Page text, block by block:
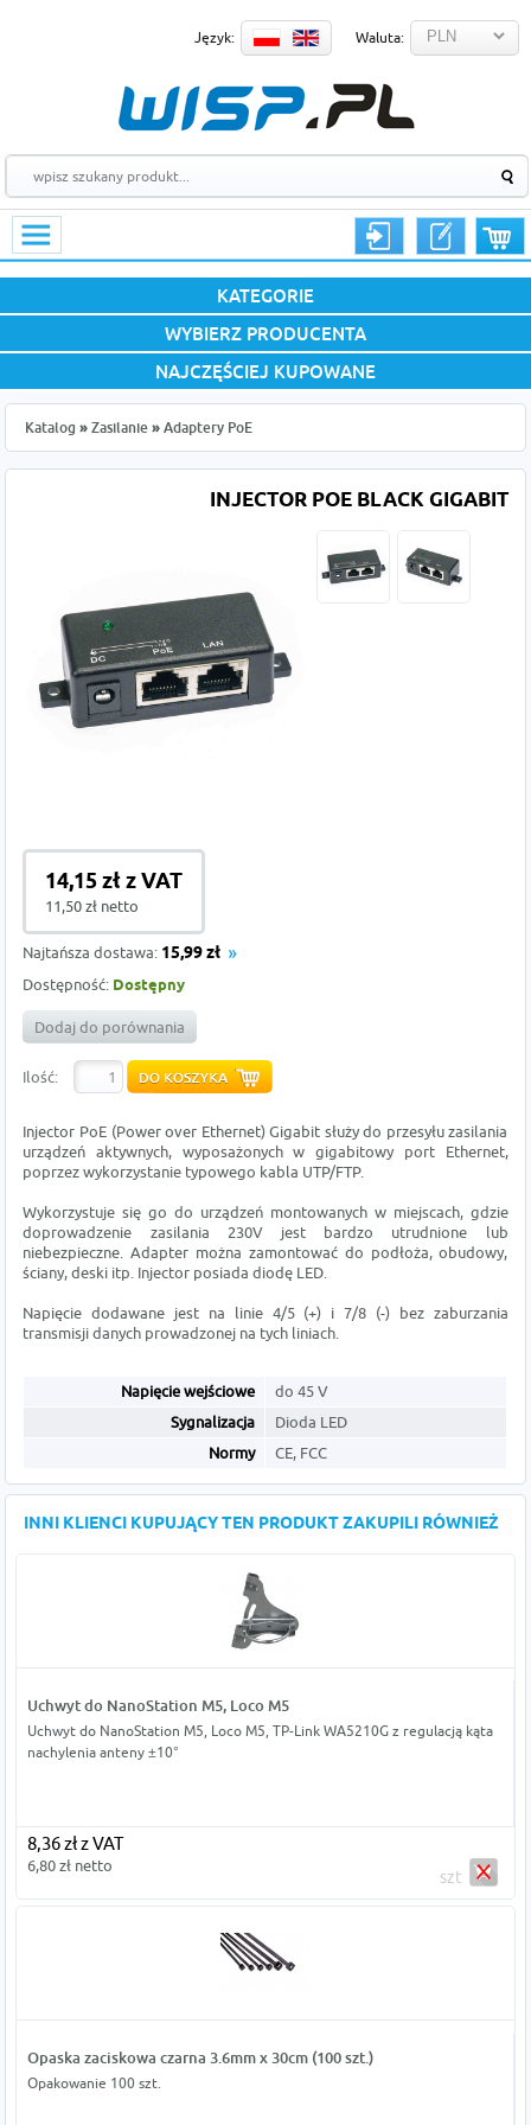
Język: Waluta:
KATEGORIE
WYBIERZ PRODUCENTA
NAJCZĘŚCIEJ KUPOWANE
Katalog » Zasilanie » Adaptery PoE
INJECTOR POE BLACK GIGABIT
14,15 zł z VAT
11,50 zł netto
Najtańsza dostawa: 15,99 zł
Dostępność: Dostępny
Dodaj do porównania
Ilość:
Injector PoE (Power over Ethernet) Gigabit służy do przesyłu zasilania
urządzeń aktywnych, wyposażonych w gigabitowy port Ethernet,
poprzez wykorzystanie typowego kabla UTP/FTP.
Wykorzystuje się go do urządzeń montowanych w miejscach, gdzie
doprowadzenie zasilania 230V jest bardzo utrudnione lub
niebezpieczne. Adapter można zamontować do podłoża, obudowy,
ściany, deski itp. Injector posiada diodę LED.
Napięcie dodawane jest na linie 4/5 (+) i 7/8 (-) bez zaburzania
transmisji danych prowadzonej na tych liniach.
Napięcie wejściowe
do 45 V
Sygnalizacja
Dioda LED
Normy
CE, FCC
INNI KLIENCI KUPUJĄCY TEN PRODUKT ZAKUPILI RÓWNIEŻ
Uchwyt do NanoStation M5, Loco M5
Uchwyt do NanoStation M5, Loco M5, TP-Link WA5210G z regulacją kąta
nachylenia anteny ±10°
8,36 zł z VAT
6,80 zł netto
szt
Opaska zaciskowa czarna 3.6mm x 30cm (100 szt.)
Opakowanie 100 szt.